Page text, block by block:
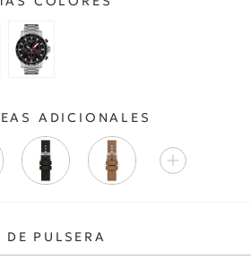
ADICIONALES
DE PULSERA